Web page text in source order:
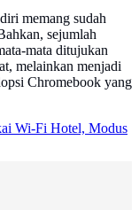
memang sudah
sejumlah
mata ditujukan
melainkan menjadi
Chromebook yang
Wi-Fi Hotel, Modus